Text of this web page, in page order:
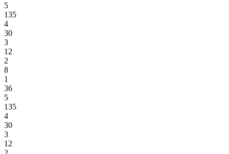
5
135
4
30
3
12
2
8
1
36
5
135
4
30
3
12